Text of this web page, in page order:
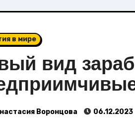
в мире
вид
Воронцова 06.12.2023